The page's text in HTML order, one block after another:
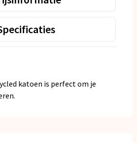
katoen is perfect om je